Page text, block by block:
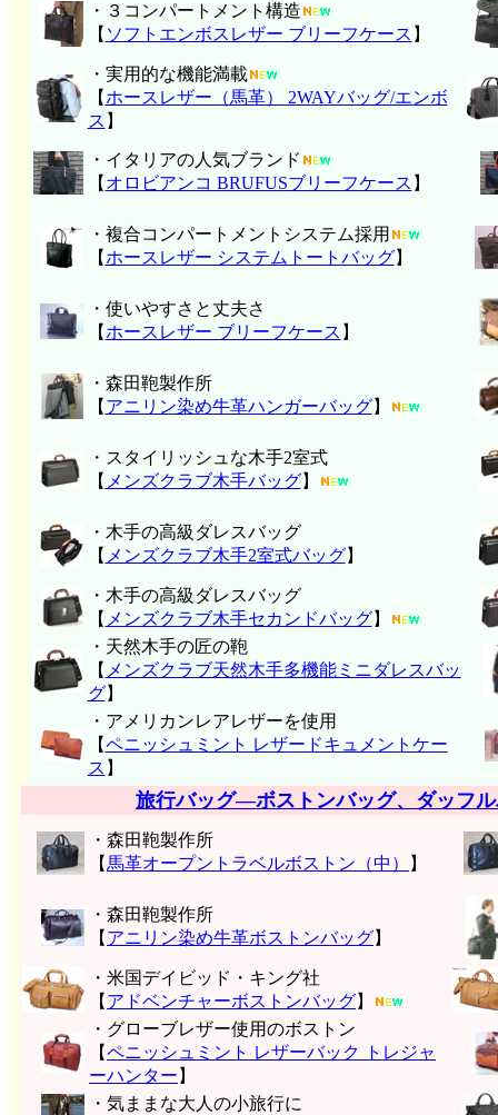
・３コンパートメント構造
【 ソフトエンボスレザー ブリーフケース 】
・実用的な機能満載
【 ホースレザー（馬革） 2WAYバッグ/エンボ
ス 】
・イタリアの人気ブランド
【 オロビアンコ BRUFUSブリーフケース 】
・複合コンパートメントシステム採用
【 ホースレザー システムトートバッグ】
・使いやすさと丈夫さ
【 ホースレザー ブリーフケース 】
・森田鞄製作所
【 アニリン染め牛革ハンガーバッグ】
・スタイリッシュな木手2室式
【 メンズクラブ木手バッグ】
・木手の高級ダレスバッグ
【 メンズクラブ木手2室式バッグ】
・木手の高級ダレスバッグ
【 メンズクラブ木手セカンドバッグ】
・天然木手の匠の鞄
【 メンズクラブ天然木手多機能ミニダレスバッ
グ】
・アメリカンレアレザーを使用
【ペニッシュミント レザードキュメントケー
ス 】
旅行バッグ―ボストンバッグ、ダッフ
・森田鞄製作所
【 馬革オープントラベルボストン（中） 】
・森田鞄製作所
【 アニリン染め牛革ボストンバッグ】
・米国デイビッド・キング社
【 アドベンチャーボストンバッグ】
・グローブレザー使用のボストン
【ペニッシュミント レザーバック トレジャ
ーハンター 】
・気ままな大人の小旅行に